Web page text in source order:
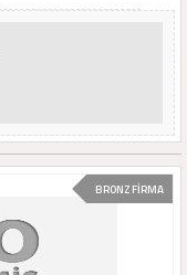
BRONZ FİRMA